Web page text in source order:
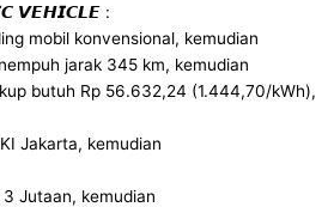
𝙑𝙀𝙃𝙄𝘾𝙇𝙀 :
mobil konvensional, kemudian
jarak 345 km, kemudian
butuh Rp 56.632,24 (1.444,70/kWh),
Jakarta, kemudian
Jutaan, kemudian